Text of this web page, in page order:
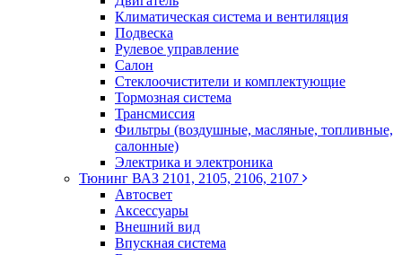
Климатическая система и вентиляция
Подвеска
Рулевое управление
Салон
Стеклоочистители и комплектующие
Тормозная система
Трансмиссия
Фильтры (воздушные, масляные, топливные,
салонные)
Электрика и электроника
Тюнинг ВАЗ 2101, 2105, 2106, 2107
Автосвет
Аксессуары
Внешний вид
Впускная система